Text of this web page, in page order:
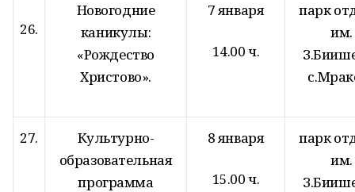
26.
Новогодние
каникулы:
«Рождество
Христово».
7 января
14.00 ч.
парк
им.
27.
Культурно-
образовательная
программа
8 января
15.00 ч.
парк
им.